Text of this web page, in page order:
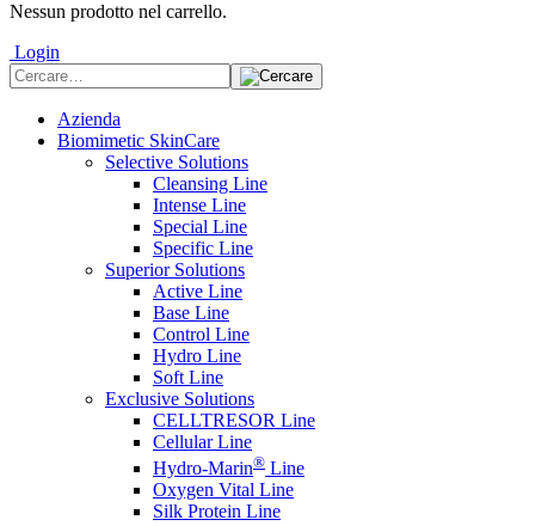
Nessun prodotto nel carrello.
Login
Azienda
Biomimetic SkinCare
Selective Solutions
Cleansing Line
Intense Line
Special Line
Specific Line
Superior Solutions
Active Line
Base Line
Control Line
Hydro Line
Soft Line
Exclusive Solutions
CELLTRESOR Line
Cellular Line
Hydro-Marin® Line
Oxygen Vital Line
Silk Protein Line